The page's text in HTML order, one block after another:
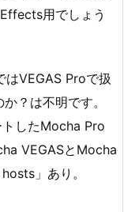
用でしょう
VEGAS Proで扱
？は不明です。
したMocha Pro
VEGASとMocha
」あり。